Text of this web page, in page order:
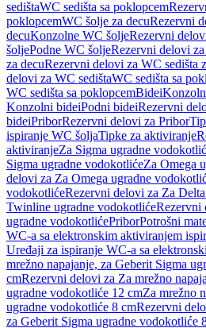
sedištaWC sedišta sa poklopcem
poklopcemWC šolje za decuRezervni
decuKonzolne WC šoljeRezervni
šoljePodne WC šoljeRezervni delovi
za decuRezervni delovi za WC sedišta
delovi za WC sedištaWC sedišta sa
WC sedišta sa poklopcemBidei
Konzolni bideiPodni bideiRezervni
bideiPriborRezervni delovi za Pribor
ispiranje WC šoljaTipke za aktiviranje
aktiviranjeZa Sigma ugradne
Sigma ugradne vodokotlićeZa Omega
delovi za Za Omega ugradne
vodokotlićeRezervni delovi za Za
Twinline ugradne vodokotlićeRezervni
ugradne vodokotlićePriborPotrošni
WC-a sa elektronskim aktiviranjem
Uređaji za ispiranje WC-a sa
mrežno napajanje, za Geberit Sigma
cmRezervni delovi za Za mrežno
ugradne vodokotliće 12 cmZa mrežno
ugradne vodokotliće 8 cmRezervni
za Geberit Sigma ugradne vodokotliće